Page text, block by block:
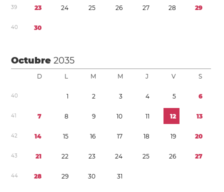
39 23 24 25 26 27 28 29
40 30
Octubre2035
D L M M J V S
40 1 2 3 4 5 6
41 7 8 9 10 11 12 13
42 14 15 16 17 18 19 20
43 21 22 23 24 25 26 27
44 28 29 30 31